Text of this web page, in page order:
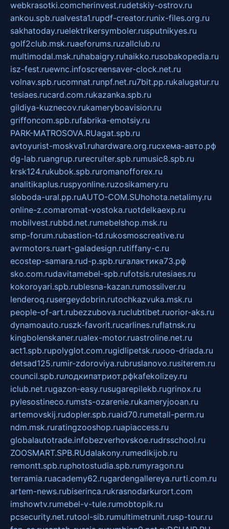
webkrasotki.comcherinvest.rudetskiy-ostrov.ru
ankou.spb.rualvesta1.rupdf-creator.runix-files.org.ru
sakhatoday.ruelektrikersymboler.rusputnikyes.ru
golf2club.msk.ruaeforums.ruzallclub.ru
multimodal.msk.ruhabaigry.ruhaikko.rusobakopedia.ru
isz-fest.ruewnc.infoscreensaver-clock.net.ru
volnav.spb.rucomnat.runpf.net.ru7bit.pp.rukalugatur.ru
tesiaes.rucard.com.rukazanka.spb.ru
gildiya-kuznecov.rukameryboavision.ru
griffoncom.spb.rufabrika-emotsiy.ru
PARK-MATROSOVA.RUagat.spb.ru
avtoyurist-moskva1.ruhardware.org.ruсхема-авто.рф
dg-lab.ruangrup.rurecruiter.spb.rumusic8.spb.ru
krsk124.rukubok.spb.ruromanofforex.ru
analitikaplus.ruspyonline.ruzosikamery.ru
sloboda-ural.pp.ruAUTO-COM.SUhohota.netalimy.ru
online-z.comaromat-vostoka.ruotdelkaexp.ru
mobilvest.rubbd.net.rumebelshop.msk.ru
smp-forum.rubastion-td.rukosmoscreative.ru
avrmotors.ruart-galadesign.rutiffany-c.ru
ecostep-samara.rud-p.spb.ruгалактика73.рф
sko.com.rudavitamebel-spb.rufotsis.rutesiaes.ru
kokoroyari.spb.rublesna-kazan.rumossilver.ru
lenderoq.rusergeydobrin.rutochkazvuka.msk.ru
people-of-art.rubezzubova.ruclubtibet.ruorior-aks.ru
dynamoauto.ruszk-favorit.rucarlines.ruflatnsk.ru
kingbolenskaner.rualex-motor.ruastroline.net.ru
act1.spb.rupolyglot.com.rugidlipetsk.ruooo-driada.ru
detsad125.rumir-zdoroviya.rubruslanovo.rusiterem.ru
council.spb.ruлодкипатриот.рфkafekolizey.ru
iclub.net.rugazon-easy.rusugarepilekb.rugrinox.ru
pylesostineco.rumsts-ozarenie.rukameryjooan.ru
artemovskij.rudopler.spb.ruaid70.rumetall-perm.ru
ndm.msk.ruratingzooshop.ruapiaccess.ru
globalautotrade.infobezverhovskoe.rudrsschool.ru
ZOOSMART.SPB.RUdalakony.rumedikijob.ru
remontt.spb.ruphotostudia.spb.rumyragon.ru
terramia.ruacademy62.rugardengallereya.rurti.com.ru
artem-news.rubiserinca.rukrasnodarkurort.com
imshowtv.rumebel-v-tule.rumobtopik.ru
pcsecurity.net.rutool-sib.rumultimetrunit.rusp-tour.ru